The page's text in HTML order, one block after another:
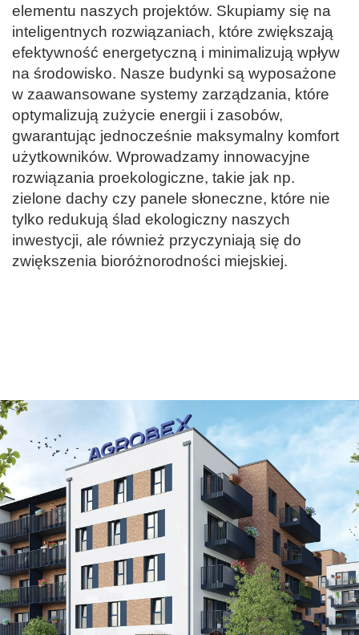
elementu naszych projektów. Skupiamy się na
inteligentnych rozwiązaniach, które zwiększają
efektywność energetyczną i minimalizują wpływ
na środowisko. Nasze budynki są wyposażone
w zaawansowane systemy zarządzania, które
optymalizują zużycie energii i zasobów,
gwarantując jednocześnie maksymalny komfort
użytkowników. Wprowadzamy innowacyjne
rozwiązania proekologiczne, takie jak np.
zielone dachy czy panele słoneczne, które nie
tylko redukują ślad ekologiczny naszych
inwestycji, ale również przyczyniają się do
zwiększenia bioróżnorodności miejskiej.